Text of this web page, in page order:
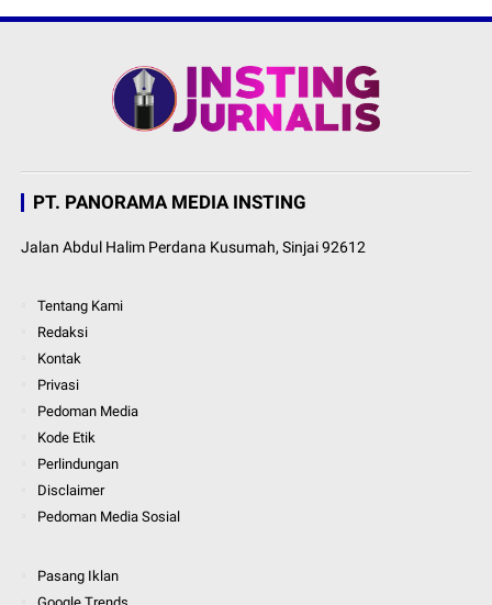
PT. PANORAMA MEDIA INSTING
Jalan Abdul Halim Perdana Kusumah, Sinjai 92612
Tentang Kami
Redaksi
Kontak
Privasi
Pedoman Media
Kode Etik
Perlindungan
Disclaimer
Pedoman Media Sosial
Pasang Iklan